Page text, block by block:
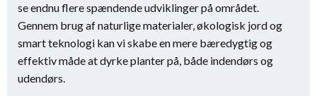
se endnu flere spændende udviklinger på området.
Gennem brug af naturlige materialer, økologisk jord og
smart teknologi kan vi skabe en mere bæredygtig og
effektiv måde at dyrke planter på, både indendørs og
udendørs.